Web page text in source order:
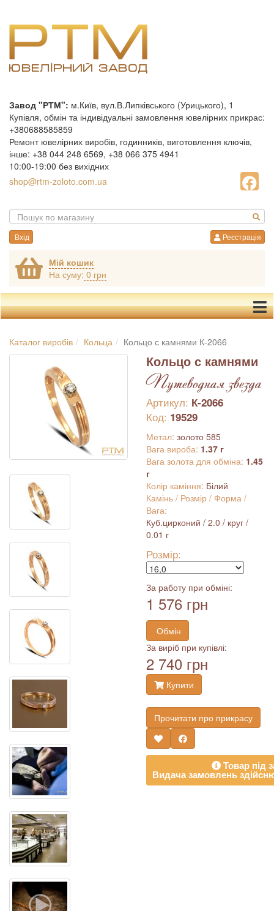
Завод "РТМ": м.Київ, вул.В.Липківського (Урицького), 1
Купівля, обмін та індивідуальні замовлення ювелірних прикрас:
+380688585859
Ремонт ювелірних виробів, годинників, виготовлення ключів,
інше: +38 044 248 6569, +38 066 375 4941
10:00-19:00 без вихідних
shop@rtm-zoloto.com.ua
Вхід Реєстрація
Мій кошик
На суму: 0 грн
Каталог виробів Кольца Кольцо с камнями К-2066
Кольцо с камнями
Путеводная звезда
Артикул: К-2066
Код: 19529
Метал: золото 585
Вага вироба: 1.37 г
Вага золота для обміна: 1.45
г
Колір каміння: Білий
Камінь / Розмір / Форма /
Вага:
Куб.цирконий / 2.0 / круг /
0.01 г
Розмір:
За работу при обміні:
1 576 грн
Обмін
За виріб при купівлі:
2 740 грн
Купити
Прочитати про прикрасу
Товар під
Видача замовлень